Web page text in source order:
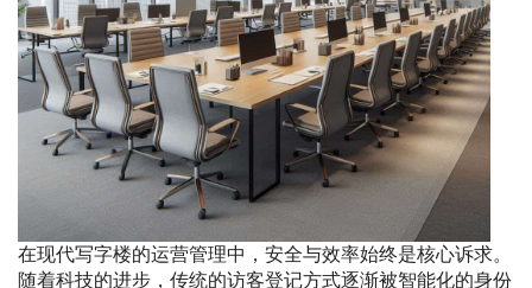
在现代写字楼的运营管理中，安全与效率始终是核心诉求。
随着科技的进步，传统的访客登记方式逐渐被智能化的身份